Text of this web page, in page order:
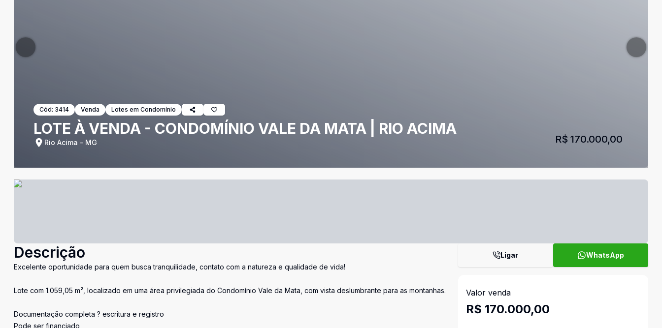
Cód: 3414 Venda Lotes em Condomínio
LOTE À VENDA - CONDOMÍNIO VALE DA MATA | RIO ACIMA
Rio Acima - MG R$ 170.000,00
Descrição
Excelente oportunidade para quem busca tranquilidade, contato com a natureza e qualidade de vida!
Lote com 1.059,05 m², localizado em uma área privilegiada do Condomínio Vale da Mata, com vista deslumbrante para as montanhas.
Documentação completa ? escritura e registro
Pode ser financiado
Ligar WhatsApp
Valor venda
R$ 170.000,00